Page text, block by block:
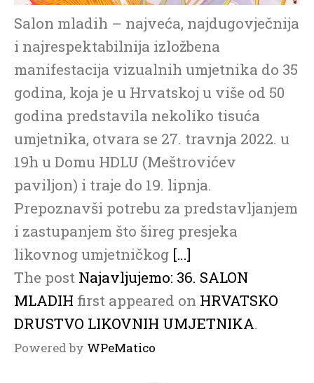
Salon mladih – najveća, najdugovječnija
i najrespektabilnija izložbena
manifestacija vizualnih umjetnika do 35
godina, koja je u Hrvatskoj u više od 50
godina predstavila nekoliko tisuća
umjetnika, otvara se 27. travnja 2022. u
19h u Domu HDLU (Meštrovićev
paviljon) i traje do 19. lipnja.
Prepoznavši potrebu za predstavljanjem
i zastupanjem što šireg presjeka
likovnog umjetničkog […]
The post Najavljujemo: 36. SALON
MLADIH first appeared on HRVATSKO
DRUSTVO LIKOVNIH UMJETNIKA.
Powered by WPeMatico